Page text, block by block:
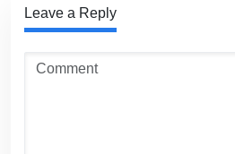
Leave a Reply